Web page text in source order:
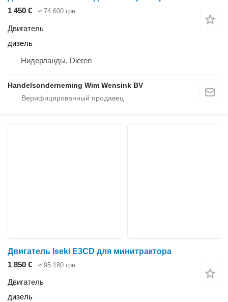
1 450 €
≈ 74 600 грн
Двигатель
дизель
Нидерланды, Dieren
Handelsonderneming Wim Wensink BV
Двигатель Iseki E3CD для минитрактора
1 850 €
≈ 95 180 грн
Двигатель
дизель